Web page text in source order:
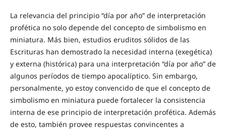
La relevancia del principio “día por año” de interpretación
profética no solo depende del concepto de simbolismo en
miniatura. Más bien, estudios eruditos sólidos de las
Escrituras han demostrado la necesidad interna (exegética)
y externa (histórica) para una interpretación “día por año” de
algunos períodos de tiempo apocalíptico. Sin embargo,
personalmente, yo estoy convencido de que el concepto de
simbolismo en miniatura puede fortalecer la consistencia
interna de ese principio de interpretación profética. Además
de esto, también provee respuestas convincentes a